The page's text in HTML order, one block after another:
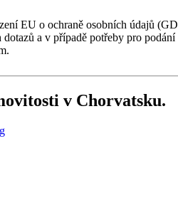
EU o ochraně osobních údajů
a v případě potřeby pro
v Chorvatsku.